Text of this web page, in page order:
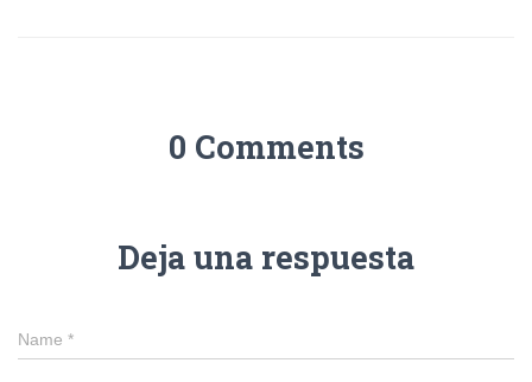
0 Comments
Deja una respuesta
Name *